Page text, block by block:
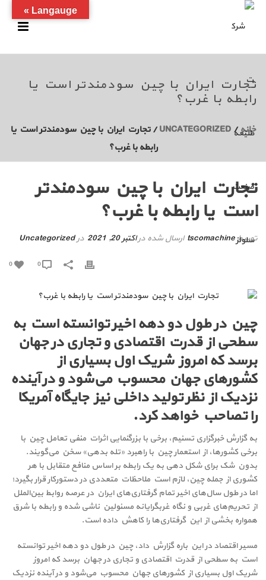
تجارت ایران با چین سودمندتر است یا
رابطه با غرب؟
خانه/
UNCATEGORIZED/ تجارت ایران با چین سودمندتر است یا
رابطه با غرب؟
تجارت ایران با چین سودمندتر
است یا رابطه با غرب؟
توسطtscomachineارسال شده دراکتبر 20, 2021 درUncategorized
0
چین در طول دو دهه اخیر توانسته است به
سطحی از قدرت اقتصادی و تجاری در جهان
برسد که امروز شریک اول بسیاری از
کشورهای جهان محسوب می‌شود و در آینده
نزدیک از نظر تولید داخلی نیز جایگاه آمریکا
را تصاحب خواهد کرد.
به گزارش خبرگزاری تسنیم، برخی با بزرگنمایی اثرات منفی تعامل چین با
برخی کشورها، از استعمار چین با راهبرد «تله بدهی» سخن می‌گویند.
بدون شک برای شکل دهی به یک رابطه بر اساس منافع متقابل با هر
کشوری از جمله چین، لازم است ملاحظات متعددی در دستورکار قرار بگیرد؛
اما در طول سال‌های اخیر تمام گرفتاری‌های ایران در عرصه روابط بین‌الملل
از تحریم‌های غربی و نگاه غربگرایانه مسئولین ناشی شده و رابطه با شرق
همواره بخشی از این گرفتاری‌ها را کاهش داده است.
مسیر اقتصاد در این باره گزارش داد، چین در طول دو دهه اخیر توانسته
است به سطحی از قدرت اقتصادی و تجاری در جهان برسد که امروز
شریک اول بسیاری از کشورهای جهان محسوب می‌شود و در آینده نزدیک
Langauge »